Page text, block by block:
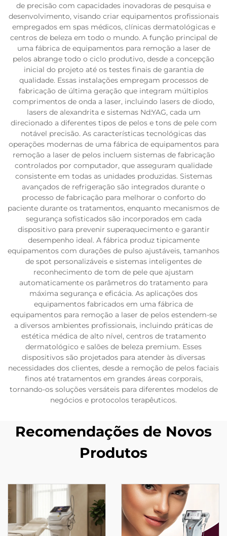
de precisão com capacidades inovadoras de pesquisa e
desenvolvimento, visando criar equipamentos profissionais
empregados em spas médicos, clínicas dermatológicas e
centros de beleza em todo o mundo. A função principal de
uma fábrica de equipamentos para remoção a laser de
pelos abrange todo o ciclo produtivo, desde a concepção
inicial do projeto até os testes finais de garantia de
qualidade. Essas instalações empregam processos de
fabricação de última geração que integram múltiplos
comprimentos de onda a laser, incluindo lasers de diodo,
lasers de alexandrita e sistemas Nd:YAG, cada um
direcionado a diferentes tipos de pelos e tons de pele com
notável precisão. As características tecnológicas das
operações modernas de uma fábrica de equipamentos para
remoção a laser de pelos incluem sistemas de fabricação
controlados por computador, que asseguram qualidade
consistente em todas as unidades produzidas. Sistemas
avançados de refrigeração são integrados durante o
processo de fabricação para melhorar o conforto do
paciente durante os tratamentos, enquanto mecanismos de
segurança sofisticados são incorporados em cada
dispositivo para prevenir superaquecimento e garantir
desempenho ideal. A fábrica produz tipicamente
equipamentos com durações de pulso ajustáveis, tamanhos
de spot personalizáveis e sistemas inteligentes de
reconhecimento de tom de pele que ajustam
automaticamente os parâmetros do tratamento para
máxima segurança e eficácia. As aplicações dos
equipamentos fabricados em uma fábrica de
equipamentos para remoção a laser de pelos estendem-se
a diversos ambientes profissionais, incluindo práticas de
estética médica de alto nível, centros de tratamento
dermatológico e salões de beleza premium. Esses
dispositivos são projetados para atender às diversas
necessidades dos clientes, desde a remoção de pelos faciais
finos até tratamentos em grandes áreas corporais,
tornando-os soluções versáteis para diferentes modelos de
negócios e protocolos terapêuticos.
Recomendações de Novos
Produtos